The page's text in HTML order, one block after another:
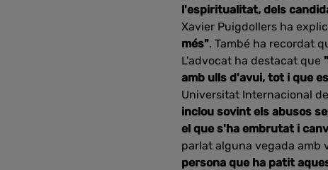
l'espiritualitat, dels
Xavier Puigdollers ha
més". També ha recordat
L'advocat ha destacat que
amb ulls d'avui, tot i que
Universitat Internacional
inclou sovint els abusos
el que s'ha embrutat i
parlat alguna vegada amb
persona que ha patit